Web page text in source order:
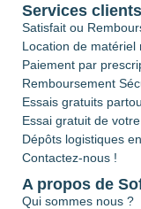
Services clients
Satisfait ou
Location de matériel
Paiement par
Remboursement
Essais gratuits
Essai gratuit de
Dépôts logistiques
Contactez-nous !
A propos de
Qui sommes nous ?